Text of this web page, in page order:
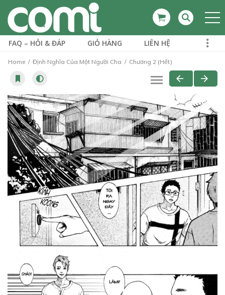
FAQ – HỎI & ĐÁP GIỎ HÀNG LIÊN HỆ
Home Định Nghĩa Của Một Người Cha Chương 2 (Hết)